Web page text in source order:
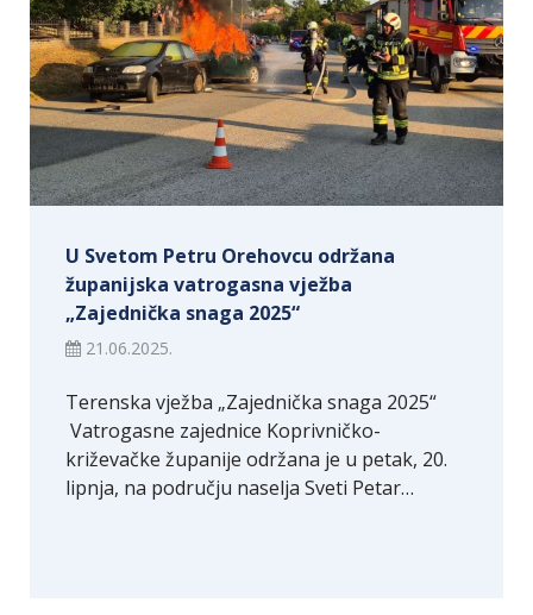
U Svetom Petru Orehovcu održana
županijska vatrogasna vježba
„Zajednička snaga 2025“
21.06.2025.
Terenska vježba „Zajednička snaga 2025“
Vatrogasne zajednice Koprivničko-
križevačke županije održana je u petak, 20.
lipnja, na području naselja Sveti Petar…